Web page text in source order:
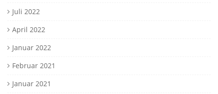
Juli 2022
April 2022
Januar 2022
Februar 2021
Januar 2021